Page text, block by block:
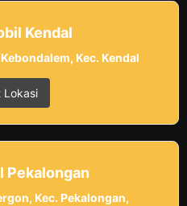
Kendal
Kec. Kendal
Lokasi
Pekalongan
Kec. Pekalongan,